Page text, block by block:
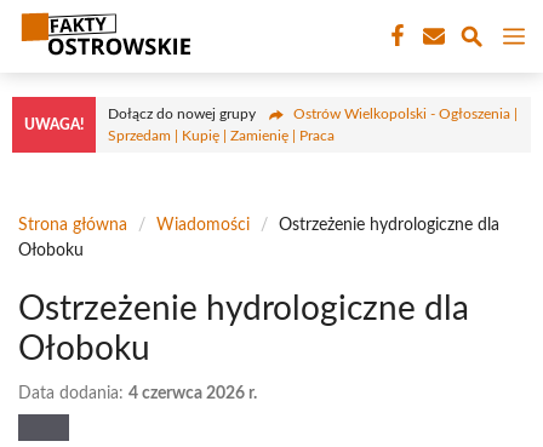
Przejdź
treści
UWAGA!
Dołącz do nowej grupy
Ostrów Wielkopolski - Ogłoszenia |
Sprzedam | Kupię | Zamienię | Praca
Strona główna / Wiadomości /
Ostrzeżenie hydrologiczne dla
Ołoboku
Ostrzeżenie hydrologiczne dla
Ołoboku
Data dodania: 4 czerwca 2026 r.